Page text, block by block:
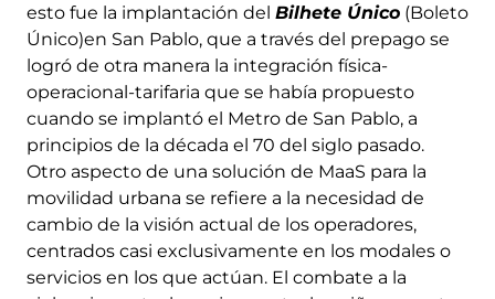
esto fue la implantación del Bilhete Único (Boleto
Único)en San Pablo, que a través del prepago se
logró de otra manera la integración física-
operacional-tarifaria que se había propuesto
cuando se implantó el Metro de San Pablo, a
principios de la década el 70 del siglo pasado.
Otro aspecto de una solución de MaaS para la
movilidad urbana se refiere a la necesidad de
cambio de la visión actual de los operadores,
centrados casi exclusivamente en los modales o
servicios en los que actúan. El combate a la